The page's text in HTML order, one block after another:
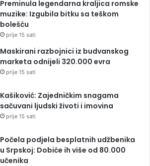
Preminula legendarna kraljica romske
muzike: Izgubila bitku sa teškom
bolešću
prije 15 sati
Maskirani razbojnici iz budvanskog
marketa odnijeli 320.000 evra
prije 15 sati
Kašiković: Zajedničkim snagama
sačuvani ljudski životi i imovina
prije 15 sati
Počela podjela besplatnih udžbenika
u Srpskoj: Dobiće ih više od 80.000
učenika